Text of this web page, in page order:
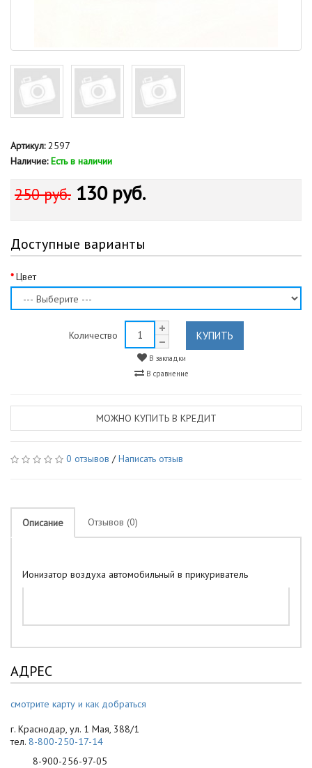
Артикул:2597
Наличие: Есть в наличии
250 руб. 130 руб.
Доступные варианты
Цвет
Количество КУПИТЬ
В закладки
В сравнение
МОЖНО КУПИТЬ В КРЕДИТ
0 отзывов /Написать отзыв
Описание Отзывов (0)
Ионизатор воздуха автомобильный в прикуриватель
АДРЕС
смотрите карту и как добраться
г. Краснодар, ул. 1 Мая, 388/1
тел. 8-800-250-17-14
8-900-256-97-05